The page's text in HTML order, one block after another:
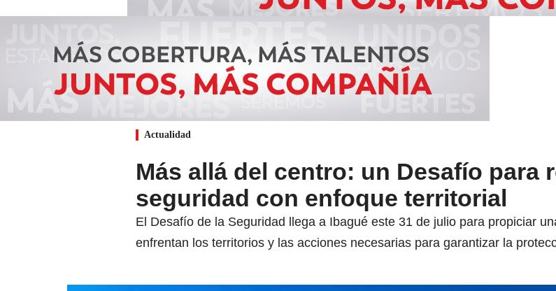
Actualidad
Más allá del centro: un Desafío para
seguridad con enfoque territorial
El Desafío de la Seguridad llega a Ibagué este 31 de julio para propiciar
enfrentan los territorios y las acciones necesarias para garantizar la